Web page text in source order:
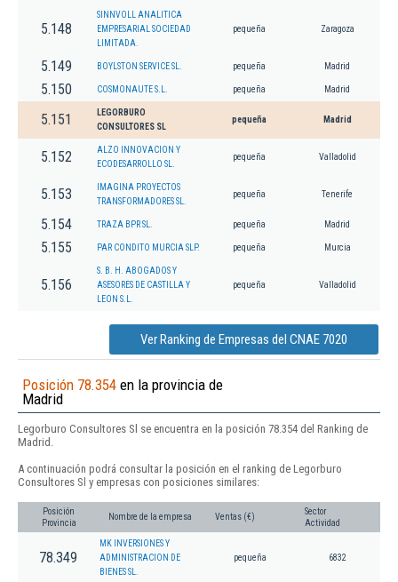
5.148
SINNVOLL ANALITICA
EMPRESARIAL SOCIEDAD
LIMITADA.
pequeña Zaragoza
5.149 BOYLSTON SERVICE SL. pequeña Madrid
5.150 COSMONAUTE S.L. pequeña Madrid
5.151
LEGORBURO
CONSULTORES SL
pequeña Madrid
5.152
ALZO INNOVACION Y
ECODESARROLLO SL.
pequeña Valladolid
5.153
IMAGINA PROYECTOS
TRANSFORMADORES SL.
pequeña Tenerife
5.154 TRAZA BPR SL. pequeña Madrid
5.155 PAR CONDITO MURCIA SLP. pequeña Murcia
5.156
S. B. H. ABOGADOS Y
ASESORES DE CASTILLA Y
LEON S.L.
pequeña Valladolid
Ver Ranking de Empresas del CNAE 7020
Posición 78.354 en la provincia de
Madrid
Legorburo Consultores Sl se encuentra en la posición 78.354 del Ranking de
Madrid.
A continuación podrá consultar la posición en el ranking de Legorburo
Consultores Sl y empresas con posiciones similares:
Posición
Provincia
Nombre de la empresa Ventas (€)
Sector
Actividad
78.349
MK INVERSIONES Y
ADMINISTRACION DE
BIENES SL.
pequeña 6832